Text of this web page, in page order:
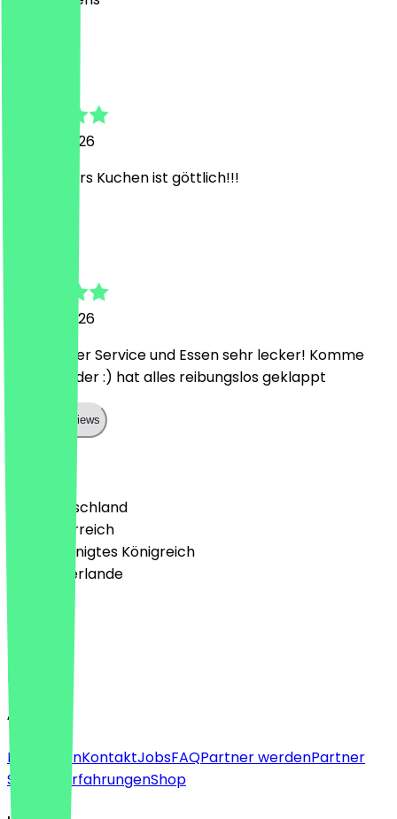
26. Juni 2026
der Snickers Kuchen ist göttlich!!!
26. Juni 2026
Super lieber Service und Essen sehr lecker! Komme
gerne wieder :) hat alles reibungslos geklappt
Show all reviews
🇩🇪 Deutschland
🇦🇹 Österreich
🇬🇧 Vereinigtes Königreich
🇳🇱 Niederlande
Deutsch
English
About
Für FirmenKontaktJobsFAQPartner werdenPartner
Support
ErfahrungenShop